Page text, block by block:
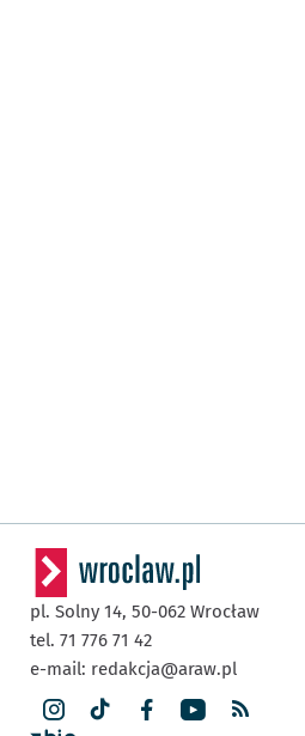
pl. Solny 14, 50-062 Wrocław
tel. 71 776 71 42
e-mail: redakcja@araw.pl